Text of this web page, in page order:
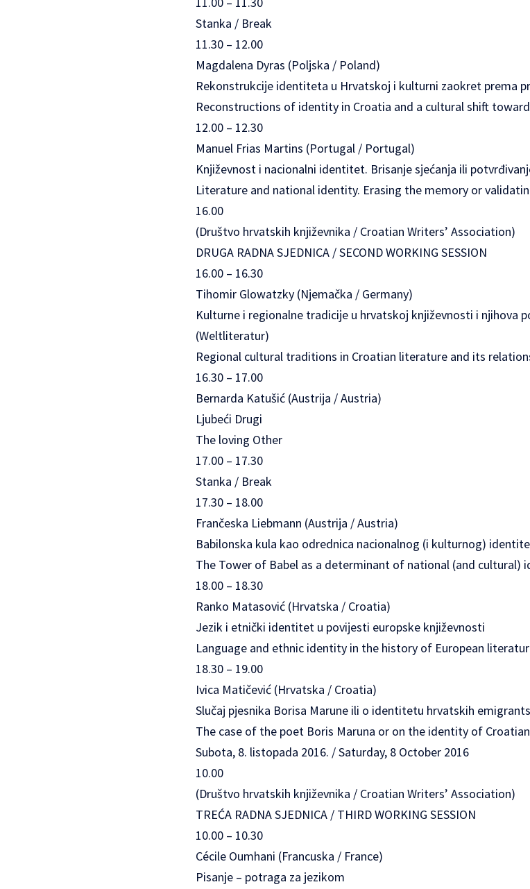
Stanka / Break
11.30 – 12.00
Magdalena Dyras (Poljska / Poland)
Rekonstrukcije identiteta u Hrvatskoj i kulturni zaokret prema
Reconstructions of identity in Croatia and a cultural shift
12.00 – 12.30
Manuel Frias Martins (Portugal / Portugal)
Književnost i nacionalni identitet. Brisanje sjećanja ili
Literature and national identity. Erasing the memory or
16.00
(Društvo hrvatskih književnika / Croatian Writers’ Association)
DRUGA RADNA SJEDNICA / SECOND WORKING SESSION
16.00 – 16.30
Tihomir Glowatzky (Njemačka / Germany)
Kulturne i regionalne tradicije u hrvatskoj književnosti i njihova
(Weltliteratur)
Regional cultural traditions in Croatian literature and its
16.30 – 17.00
Bernarda Katušić (Austrija / Austria)
Ljubeći Drugi
The loving Other
17.00 – 17.30
Stanka / Break
17.30 – 18.00
Frančeska Liebmann (Austrija / Austria)
Babilonska kula kao odrednica nacionalnog (i kulturnog)
The Tower of Babel as a determinant of national (and cultural)
18.00 – 18.30
Ranko Matasović (Hrvatska / Croatia)
Jezik i etnički identitet u povijesti europske književnosti
Language and ethnic identity in the history of European
18.30 – 19.00
Ivica Matičević (Hrvatska / Croatia)
Slučaj pjesnika Borisa Marune ili o identitetu hrvatskih
The case of the poet Boris Maruna or on the identity of
Subota, 8. listopada 2016. / Saturday, 8 October 2016
10.00
(Društvo hrvatskih književnika / Croatian Writers’ Association)
TREĆA RADNA SJEDNICA / THIRD WORKING SESSION
10.00 – 10.30
Cécile Oumhani (Francuska / France)
Pisanje – potraga za jezikom